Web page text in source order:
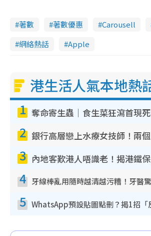
著數 著數優惠 Carousell
網絡熱話
Apple
港生活人氣本地熱
1
2
3
4
5